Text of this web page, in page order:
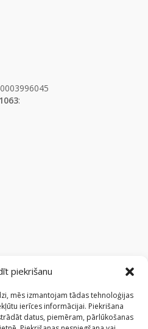
piekrišanu
mēs izmantojam tādas tehnoloģijas
ierīces informācijai. Piekrišana
datus, piemēram, pārlūkošanas
: